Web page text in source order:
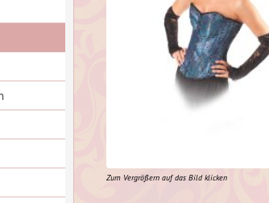
Zum Vergrößern auf das Bild klicken